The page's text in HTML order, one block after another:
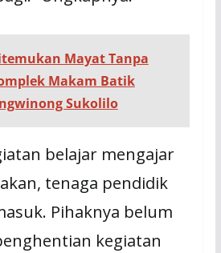
Mayat Tanpa
Makam Batik
Sukolilo
belajar mengajar
tenaga pendidik
Pihaknya belum
kegiatan